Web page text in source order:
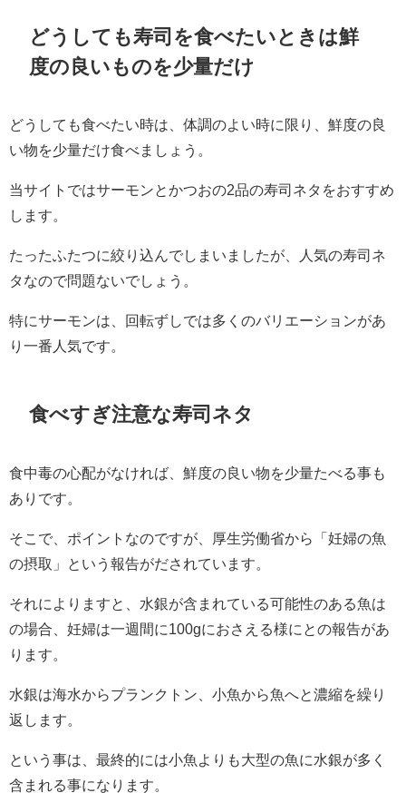
どうしても寿司を食べたいときは鮮
度の良いものを少量だけ
どうしても食べたい時は、体調のよい時に限り、鮮度の良
い物を少量だけ食べましょう。
当サイトではサーモンとかつおの2品の寿司ネタをおすすめ
します。
たったふたつに絞り込んでしまいましたが、人気の寿司ネ
タなので問題ないでしょう。
特にサーモンは、回転ずしでは多くのバリエーションがあ
り一番人気です。
食べすぎ注意な寿司ネタ
食中毒の心配がなければ、鮮度の良い物を少量たべる事も
ありです。
そこで、ポイントなのですが、厚生労働省から「妊婦の魚
の摂取」という報告がだされています。
それによりますと、水銀が含まれている可能性のある魚は
の場合、妊婦は一週間に100gにおさえる様にとの報告があ
ります。
水銀は海水からプランクトン、小魚から魚へと濃縮を繰り
返します。
という事は、最終的には小魚よりも大型の魚に水銀が多く
含まれる事になります。